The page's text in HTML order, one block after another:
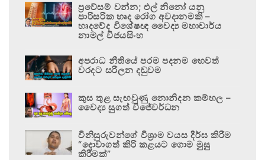
ප්‍රවේසම් වන්න; එල් නිනෝ යනු
පාරිසරික හෘද රෝග අවදානමකි –
හෘදවේද විශේෂඥ වෛද්‍ය මහාචාර්ය
නාමල් විජයසිංහ
අපරාධ නීතියේ පරම පදනම හෙවත්
වරදට සරිලන දඬුවම
කුස තුළ සැඟවුණු නොනිදන කම්හල –
වෛද්‍ය සුගත් විජේවර්ධන
විනිසුරුවන්ගේ විශ්‍රාම වයස දීර්ඝ කිරීම
“දොවාගත් කිරි කළයට ගොම මුසු
කිරීමක්”